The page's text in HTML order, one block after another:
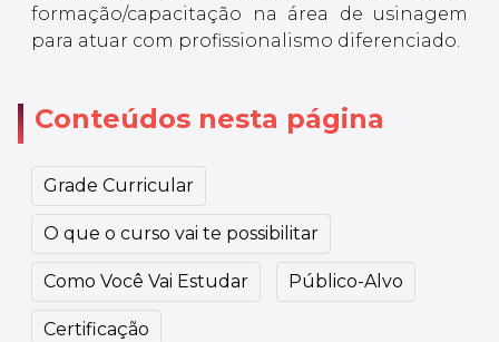
formação/capacitação na área de usinagem
para atuar com profissionalismo diferenciado.
Conteúdos nesta página
Grade Curricular
O que o curso vai te possibilitar
Como Você Vai Estudar Público-Alvo
Certificação